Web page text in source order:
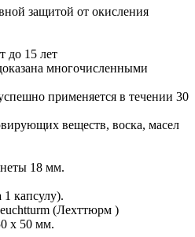
защитой от окисления
до 15 лет
многочисленными
применяется в течении 30
веществ, воска, масел
18 мм.
1 капсулу).
(Лехттюрм )
х 50 мм.